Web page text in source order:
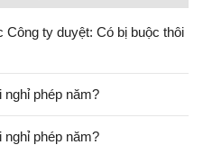
ty duyệt: Có bị buộc thôi
phép năm?
phép năm?